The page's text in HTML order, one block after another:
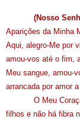
(Nosso
Aparições da Minha
Aqui, alegro-Me por
amou-vos até o fim,
Meu sangue, amou-
arrancada por amor
O Meu
filhos e não há fibra